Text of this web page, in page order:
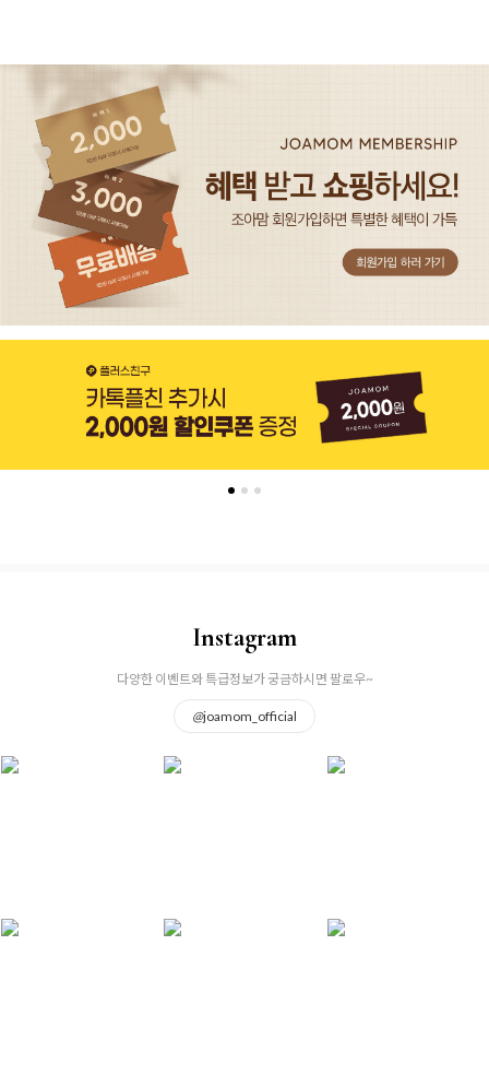
Instagram
다양한 이벤트와 특급정보가 궁금하시면 팔로우~
@joamom_official